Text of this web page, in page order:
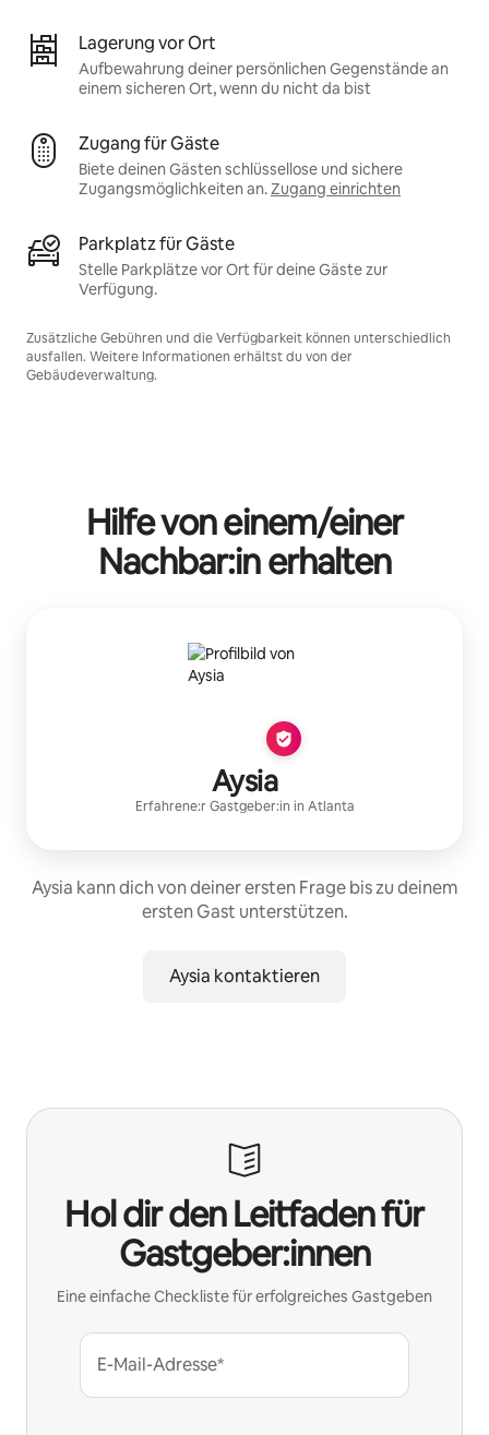
Lagerung vor Ort
Aufbewahrung deiner persönlichen Gegenstände an
einem sicheren Ort, wenn du nicht da bist
Zugang für Gäste
Biete deinen Gästen schlüssellose und sichere
Zugangsmöglichkeiten an.Zugang einrichten
Parkplatz für Gäste
Stelle Parkplätze vor Ort für deine Gäste zur
Verfügung.
Zusätzliche Gebühren und die Verfügbarkeit können unterschiedlich
ausfallen. Weitere Informationen erhältst du von der
Gebäudeverwaltung.
Hilfe von einem/einer
Nachbar:in erhalten
Aysia
Erfahrene:r Gastgeber:in in Atlanta
Aysia kann dich von deiner ersten Frage bis zu deinem
ersten Gast unterstützen.
Aysia kontaktieren
Hol dir den Leitfaden für
Gastgeber:innen
Eine einfache Checkliste für erfolgreiches Gastgeben
E-Mail-Adresse*